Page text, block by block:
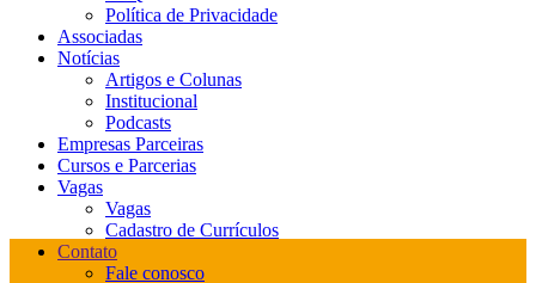
Política de Privacidade
Associadas
Notícias
Artigos e Colunas
Institucional
Podcasts
Empresas Parceiras
Cursos e Parcerias
Vagas
Vagas
Cadastro de Currículos
Contato
Fale conosco